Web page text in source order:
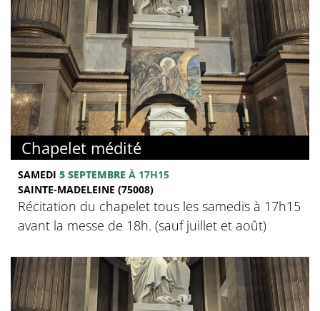
Chapelet médité
SAMEDI 5 SEPTEMBRE À 17H15
SAINTE-MADELEINE (75008)
Récitation du chapelet tous les samedis à 17h15
avant la messe de 18h. (sauf juillet et août)